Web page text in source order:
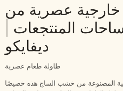
خارجية عصرية من
المنتجعات |
ديفايكو
طاولة طعام عصرية
المصنوعة من خشب الساج هذه خصيصًا